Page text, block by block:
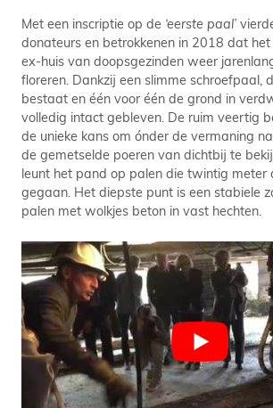
Met een inscriptie op de ‘eerste paal’
donateurs en betrokkenen in 2018 dat
ex-huis van doopsgezinden weer
floreren. Dankzij een slimme schroefpaal,
bestaat en één voor één de grond in
volledig intact gebleven. De ruim veertig
de unieke kans om ónder de vermaning
de gemetselde poeren van dichtbij te
leunt het pand op palen die twintig meter
gegaan. Het diepste punt is een stabiele
palen met wolkjes beton in vast hechten.